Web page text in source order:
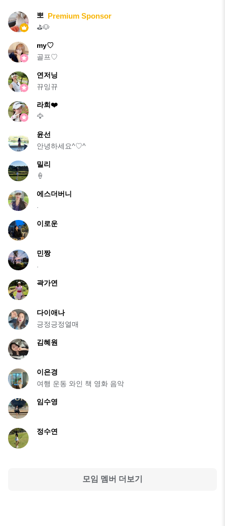
뽀 Premium Sponsor
⛳️🐶
my♡
골프♡
연저닝
뀨잉뀨
라희❤️
🦅
윤선
안녕하세요^♡^
밀리
🍦
에스더버니
이로운
민짱
곽가연
다이애나
긍정긍정열매
김혜원
이은경
여행 운동 와인 책 영화 음악
임수영
정수연
모임 멤버 더보기